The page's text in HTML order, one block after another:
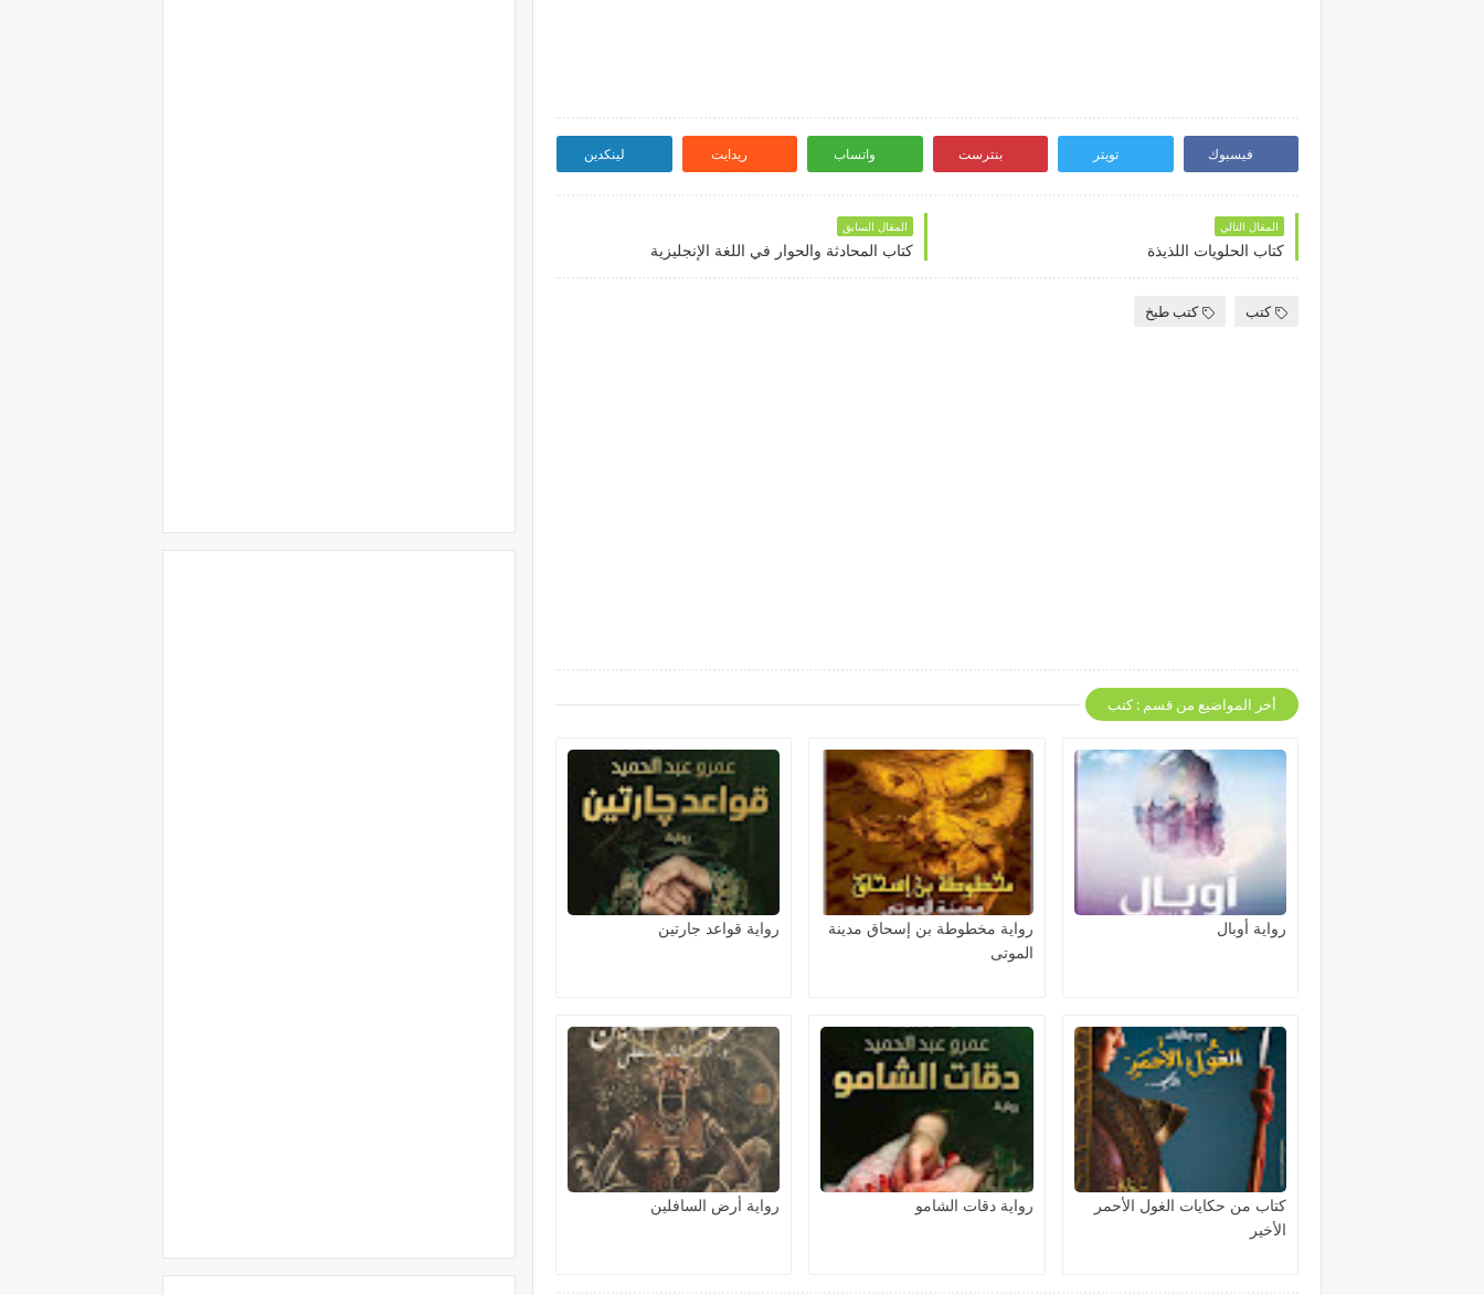
فيسبوك تويتر بنترست واتساب ريدايت لينكدين
المقال التالي
كتاب الحلويات اللذيذة
المقال السابق
كتاب المحادثة والحوار في اللغة الإنجليزية
كتب كتب طبخ
أخر المواضيع من قسم : كتب
رواية أوبال
رواية مخطوطة بن إسحاق مدينة
الموتى
رواية قواعد جارتين
كتاب من حكايات الغول الأحمر
الأخير
رواية دقات الشامو رواية أرض السافلين